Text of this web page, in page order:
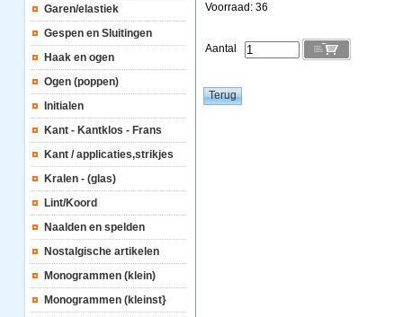
Garen/elastiek
Gespen en Sluitingen
Haak en ogen
Ogen (poppen)
Initialen
Kant - Kantklos - Frans
Kant / applicaties,strikjes
Kralen - (glas)
Lint/Koord
Naalden en spelden
Nostalgische artikelen
Monogrammen (klein)
Monogrammen (kleinst}
Voorraad: 36
Aantal